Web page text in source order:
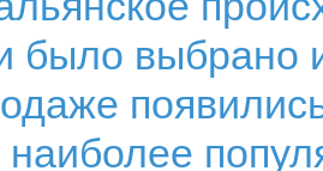
было выбрано
наиболее